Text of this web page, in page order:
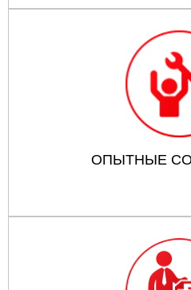
ОПЫТНЫЕ